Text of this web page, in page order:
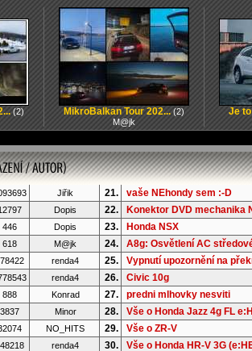
(2)
MikroBalkan Tour 202...(2)
M@jk
Je
Jiřik 21. vaše NEhondy sem :-D
Dopis 22. Konektor DVD mechanika
446 Dopis 23. Honda NSX
618 M@jk 24. A8g: Osvětlení AC
renda4 25. Vypnutí upozornění na
renda4 26. Civic 10g
888 Konrad 27. predni mlhovky nesviti
3837 Minor 28. Vše o Honda Jazz 4g FL
NO_HITS 29. Vše o ZR-V
renda4 30. Vše o Honda HR-V 3G